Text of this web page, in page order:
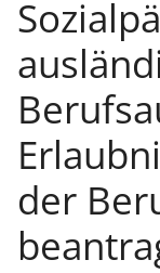
der